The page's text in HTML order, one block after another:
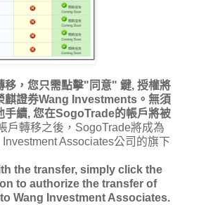
移，您只需點擊"同意" 鍵, 授權將
麒證券Wang Investments。無須
手續, 您在SogoTrade的帳戶將被
戶轉移之後，SogoTrade將成為
Associates公司的旗下
the transfer, simply click the
to authorize the transfer of
Wang Investment Associates.